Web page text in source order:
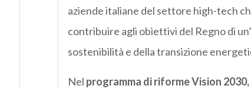
aziende italiane del settore high-tech
contribuire agli obiettivi del Regno di
sostenibilità e della transizione
Nel programma di riforme Vision